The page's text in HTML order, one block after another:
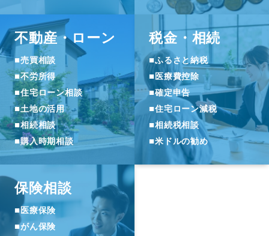
不動産・ローン
■売買相談
■不労所得
■住宅ローン相談
■土地の活用
■相続相談
■購入時期相談
税金・相続
■ふるさと納税
■ 医療費控除
■確定申告
■住宅ローン減税
■相続税相談
■米ドルの勧め
保険相談
■医療保険
■がん保険